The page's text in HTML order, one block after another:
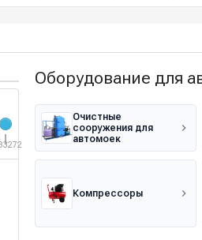
Оборудование для
Очистные
сооружения для
автомоек
Компрессоры